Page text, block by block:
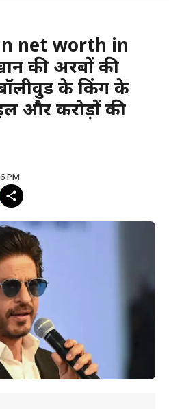
net worth in
की अरबों की
के किंग के
और करोड़ों की
PM